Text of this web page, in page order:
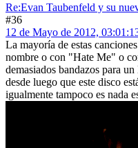
Re:Evan Taubenfeld y su
#36
12 de Mayo de 2012,
La mayoría de estas
nombre o con "Hate Me" o
demasiados bandazos para
desde luego que este disco
igualmente tampoco es nada